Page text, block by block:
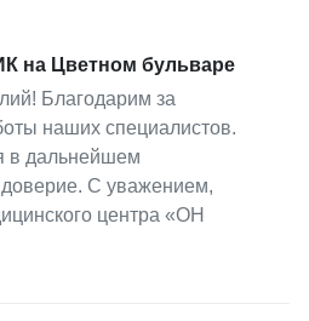
на Цветном бульваре
Благодарим за
наших специалистов.
в дальнейшем
С уважением,
центра «ОН